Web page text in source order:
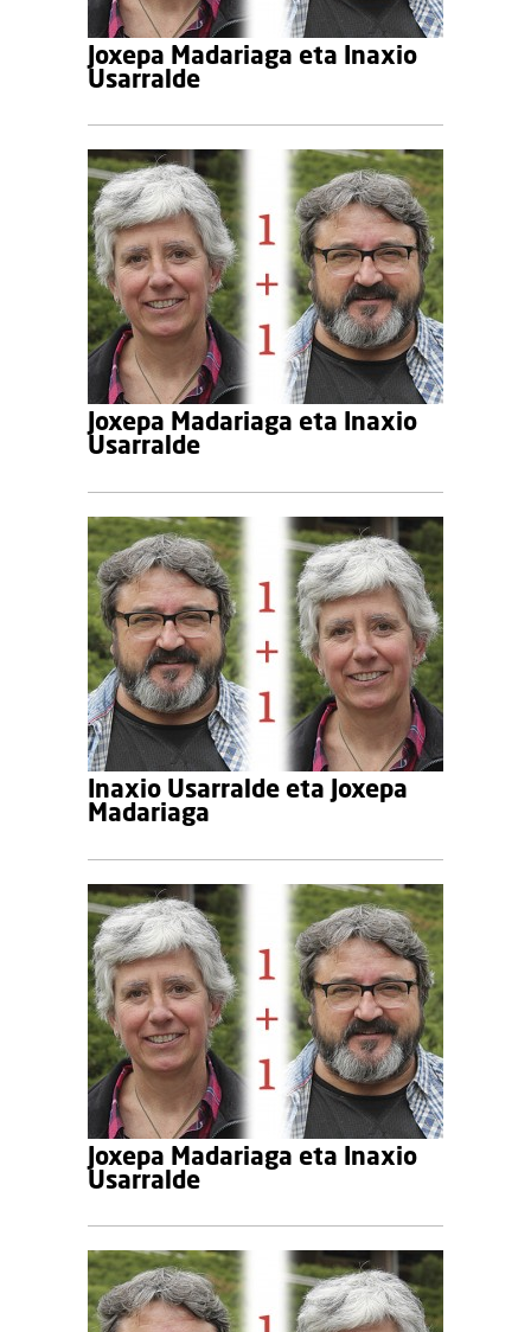
Joxepa Madariaga eta Inaxio
Usarralde
Joxepa Madariaga eta Inaxio
Usarralde
Inaxio Usarralde eta Joxepa
Madariaga
Joxepa Madariaga eta Inaxio
Usarralde